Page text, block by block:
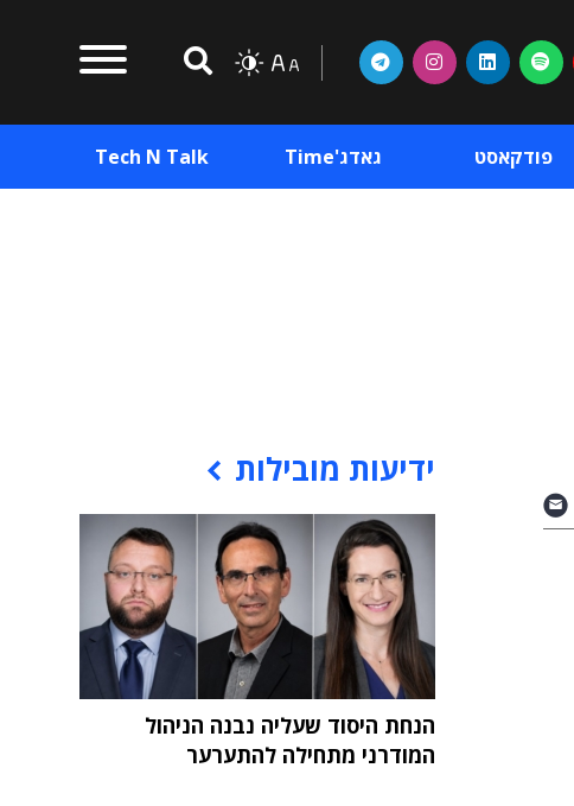
פודקאסט גאדג'Time Tech N Talk
ידיעות מובילות
הנחת היסוד שעליה נבנה הניהול
המודרני מתחילה להתערער